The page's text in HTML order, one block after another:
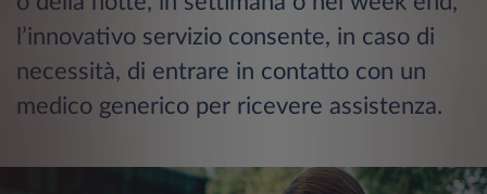
l’innovativo servizio consente, in caso di
necessità, di entrare in contatto con un
medico generico per ricevere assistenza.